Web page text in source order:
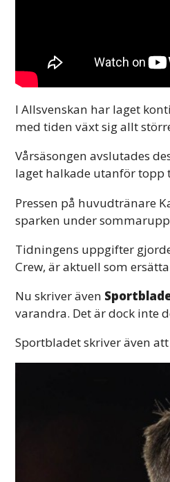
I Allsvenskan har laget
med tiden växt sig allt
Vårsäsongen avslutades
laget halkade utanför topp
Pressen på huvudtränare
sparken under
Tidningens uppgifter
Crew, är aktuell som
Nu skriver även
varandra. Det är dock inte
Sportbladet skriver även